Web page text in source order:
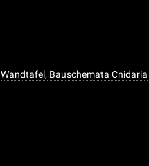
Wandtafel, Bauschemata Cnidaria